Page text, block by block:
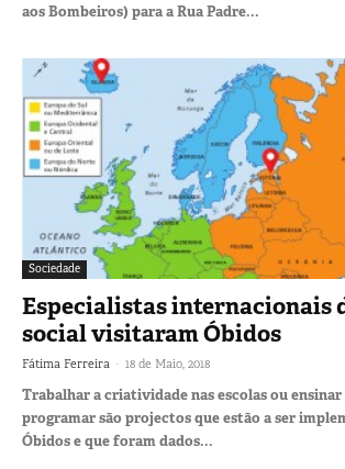
aos Bombeiros) para a Rua Padre...
Sociedade
Especialistas internacionais
social visitaram Óbidos
Fátima Ferreira - 18 de Maio, 2018
Trabalhar a criatividade nas escolas ou ensinar
programar são projectos que estão a ser
Óbidos e que foram dados...